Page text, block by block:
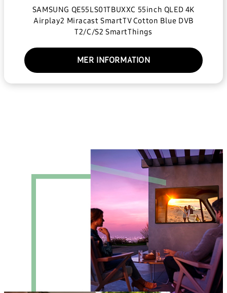
SAMSUNG QE55LS01TBUXXC 55inch QLED 4K
Airplay2 Miracast SmartTV Cotton Blue DVB
T2/C/S2 SmartThings
MER INFORMATION